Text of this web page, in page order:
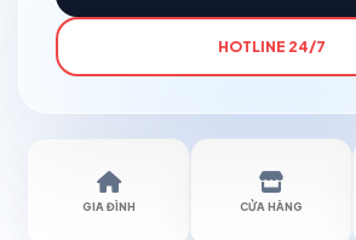
HOTLINE 24/7
GIA ĐÌNH CỬA HÀNG